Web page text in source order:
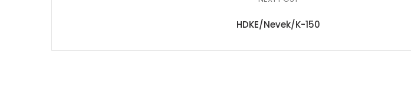
HDKE/Nevek/K-150